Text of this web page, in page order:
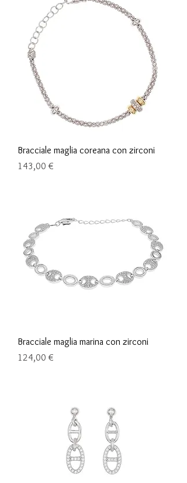
Bracciale maglia coreana con zirconi
Prix
143,00 €
Bracciale maglia marina con zirconi
Prix
124,00 €